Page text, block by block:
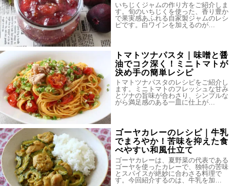
いちじくジャムの作り方をご紹介しま
す。旬のいちじくを使った、香り豊か
で果実感あふれる自家製ジャムのレシ
ピです。白ワインを加えるのが…
トマトツナパスタ｜味噌と醤
油でコク深く！ミニトマトが
決め手の簡単レシピ
トマトツナパスタのレシピをご紹介し
ます。ミニトマトのフレッシュな甘み
とツナの旨味が合わさり、シンプルな
がら満足感のある一皿に仕上が…
ゴーヤカレーのレシピ｜牛乳
でまろやか！苦味を抑えた食
べやすい和風仕立て
ゴーヤカレーは、夏野菜の代表である
ゴーヤを使ったカレーで、独特の苦味
とスパイスが絶妙に合わさる料理で
す。今回紹介するのは、牛乳を加…